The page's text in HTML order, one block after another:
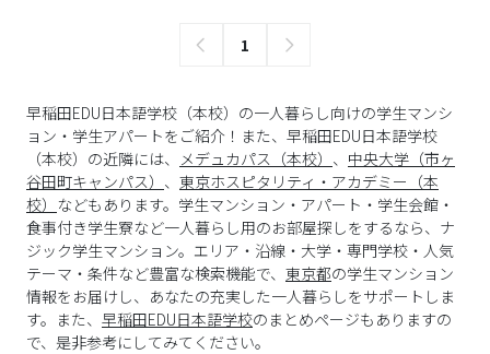
1
早稲田EDU日本語学校（本校）の一人暮らし向けの学生マンシ
ョン・学生アパートをご紹介！また、早稲田EDU日本語学校
（本校）の近隣には、 メデュカパス（本校） 、 中央大学（市ヶ
谷田町キャンパス） 、 東京ホスピタリティ・アカデミー（本
校） などもあります。学生マンション・アパート・学生会館・
食事付き学生寮など一人暮らし用のお部屋探しをするなら、ナ
ジック学生マンション。エリア・沿線・大学・専門学校・人気
テーマ・条件など豊富な検索機能で、 東京都の学生マンション
情報をお届けし、あなたの充実した一人暮らしをサポートしま
す。また、 早稲田EDU日本語学校のまとめページもありますの
で、是非参考にしてみてください。